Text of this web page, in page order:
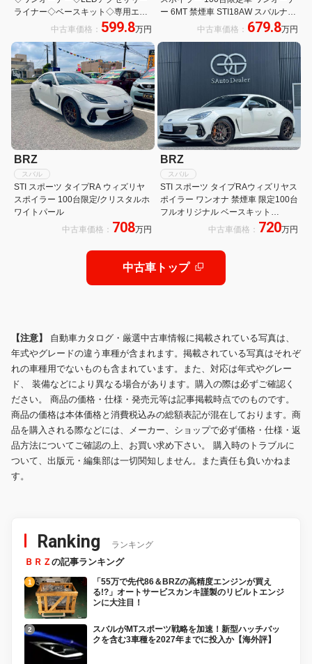
ライナー◇ベースキット◇専用エン
ジン◇専用クラッチ&フライホイー
&リアダンパー
中古車価格： 599.8万円
ー 6MT 禁煙車 STI18AW スバルナビ
パック カロッツエリアナビ フルセグ
ヒーター ETC2.0 クルーズコントロ
ール
中古車価格： 679.8万円
BRZ
スバル
STI スポーツ タイプRA ウィズリヤ
スポイラー 100台限定/クリスタルホ
ワイトパール
中古車価格： 708万円
BRZ
スバル
STI スポーツ タイプRAウィズリヤス
ポイラー ワンオナ 禁煙車 限定100台
フルオリジナル ベースキット
STI(LEDライナー/ディフューザー)ナ
保証継承
中古車価格： 720万円
中古車トップ
【注意】 自動車カタログ・厳選中古車情報に掲載されている写真は、
年式やグレードの違う車種が含まれます。掲載されている写真はそれぞ
れの車種用でないものも含まれています。また、対応は年式やグレー
ド、 装備などにより異なる場合があります。購入の際は必ずご確認く
ださい。 商品の価格・仕様・発売元等は記事掲載時点でのものです。
商品の価格は本体価格と消費税込みの総額表記が混在しております。商
品を購入される際などには、メーカー、ショップで必ず価格・仕様・返
品方法についてご確認の上、お買い求め下さい。 購入時のトラブルに
ついて、出版元・編集部は一切関知しません。また責任も負いかねま
す。
Ranking ランキング
ＢＲＺの記事ランキング
「55万で先代86＆BRZの高精度エンジンが買え
る!?」オートサービスカンキ謹製のリビルトエンジ
ンに大注目！
スバルがMTスポーツ戦略を加速！新型ハッチバッ
クを含む3車種を2027年までに投入か【海外評】